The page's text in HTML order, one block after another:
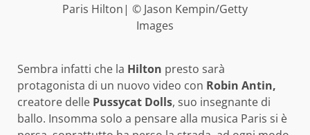
Paris Hilton| © Jason Kempin/Getty
Images
Sembra infatti che la Hilton presto sarà
protagonista di un nuovo video con Robin Antin,
creatore delle Pussycat Dolls, suo insegnante di
ballo. Insomma solo a pensare alla musica Paris si è